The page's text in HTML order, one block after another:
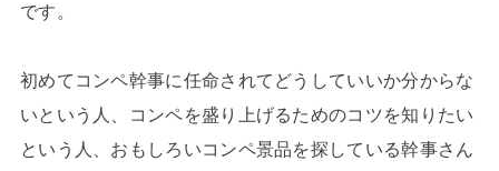
です。
初めてコンペ幹事に任命されてどうしていいか分からな
いという人、コンペを盛り上げるためのコツを知りたい
という人、おもしろいコンペ景品を探している幹事さん